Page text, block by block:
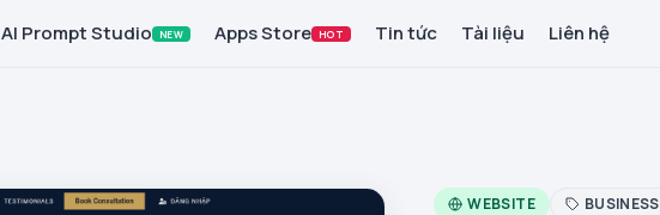
AI Prompt Studio NEW Apps Store HOT Tin tức Tài liệu Liên hệ
WEBSITE BUSINESS